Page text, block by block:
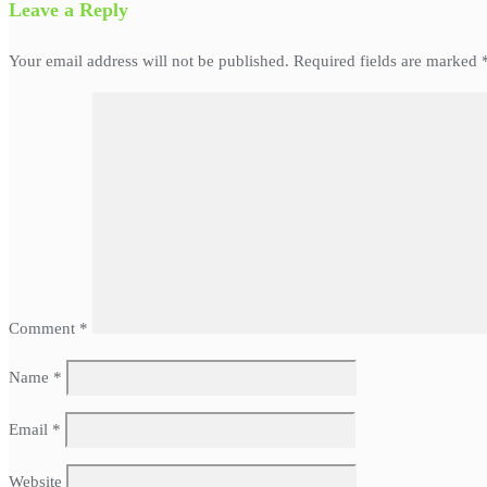
Leave a Reply
Your email address will not be published. Required fields are marked
Comment *
Name *
Email *
Website